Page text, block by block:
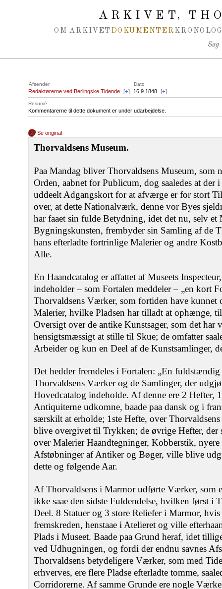
ARKIVET,
OM ARKIVET DOKUMENTER
Søg
Afsender Dato
Redaktørerne ved Berlingske Tidende [+] 16.9.1848 [+]
Resumé
Kommentarerne til dette dokument er under udarbejdelse.
Se original
Thorvaldsens Museum.
Paa Mandag bliver Thorvaldsens Museum, som
Orden, aabnet for Publicum, dog saaledes at
uddeelt Adgangskort for at afværge er for stort
over, at dette Nationalværk, denne vor Byes
har faaet sin fulde Betydning, idet det nu, selv
Bygningskunsten, frembyder sin Samling af de
hans efterladte fortrinlige Malerier og andre
Alle.
En Haandcatalog er affattet af Museets
indeholder ‒ som Fortalen meddeler ‒ „en kort
Thorvaldsens Værker, som fortiden have kunnet
Malerier, hvilke Pladsen har tilladt at ophænge,
Oversigt over de antike Kunstsager, som det har
hensigtsmæssigt at stille til Skue; de omfatter
Arbeider og kun en Deel af de Kunstsamlinger,
Det hedder fremdeles i Fortalen: „En
Thorvaldsens Værker og de Samlinger, der
Hovedcatalog indeholde. Af denne ere 2 Hefter,
Antiquiterne udkomne, baade paa dansk og i
særskilt at erholde; 1ste Hefte, over
blive overgivet til Trykken; de øvrige Hefter, der
over Malerier Haandtegninger, Kobberstik,
Afstøbninger af Antiker og Bøger, ville blive
dette og følgende Aar.
Af Thorvaldsens i Marmor udførte Værker, som
ikke saae den sidste Fuldendelse, hvilken først i
Deel. 8 Statuer og 3 store Reliefer i Marmor,
fremskreden, henstaae i Atelieret og ville
Plads i Museet. Baade paa Grund heraf, idet
ved Udhugningen, og fordi der endnu savnes
Thorvaldsens betydeligere Værker, som med
erhverves, ere flere Pladse efterladte tomme,
Corridorerne. Af samme Grunde ere nogle